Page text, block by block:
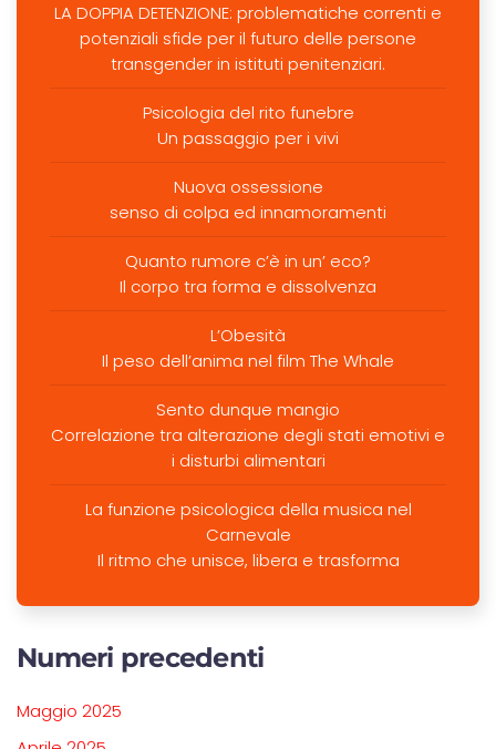
LA DOPPIA DETENZIONE: problematiche correnti e
potenziali sfide per il futuro delle persone
transgender in istituti penitenziari.
Psicologia del rito funebre
Un passaggio per i vivi
Nuova ossessione
senso di colpa ed innamoramenti
Quanto rumore c’è in un’ eco?
Il corpo tra forma e dissolvenza
L’Obesità
Il peso dell’anima nel film The Whale
Sento dunque mangio
Correlazione tra alterazione degli stati emotivi e
i disturbi alimentari
La funzione psicologica della musica nel
Carnevale
Il ritmo che unisce, libera e trasforma
Numeri precedenti
Maggio 2025